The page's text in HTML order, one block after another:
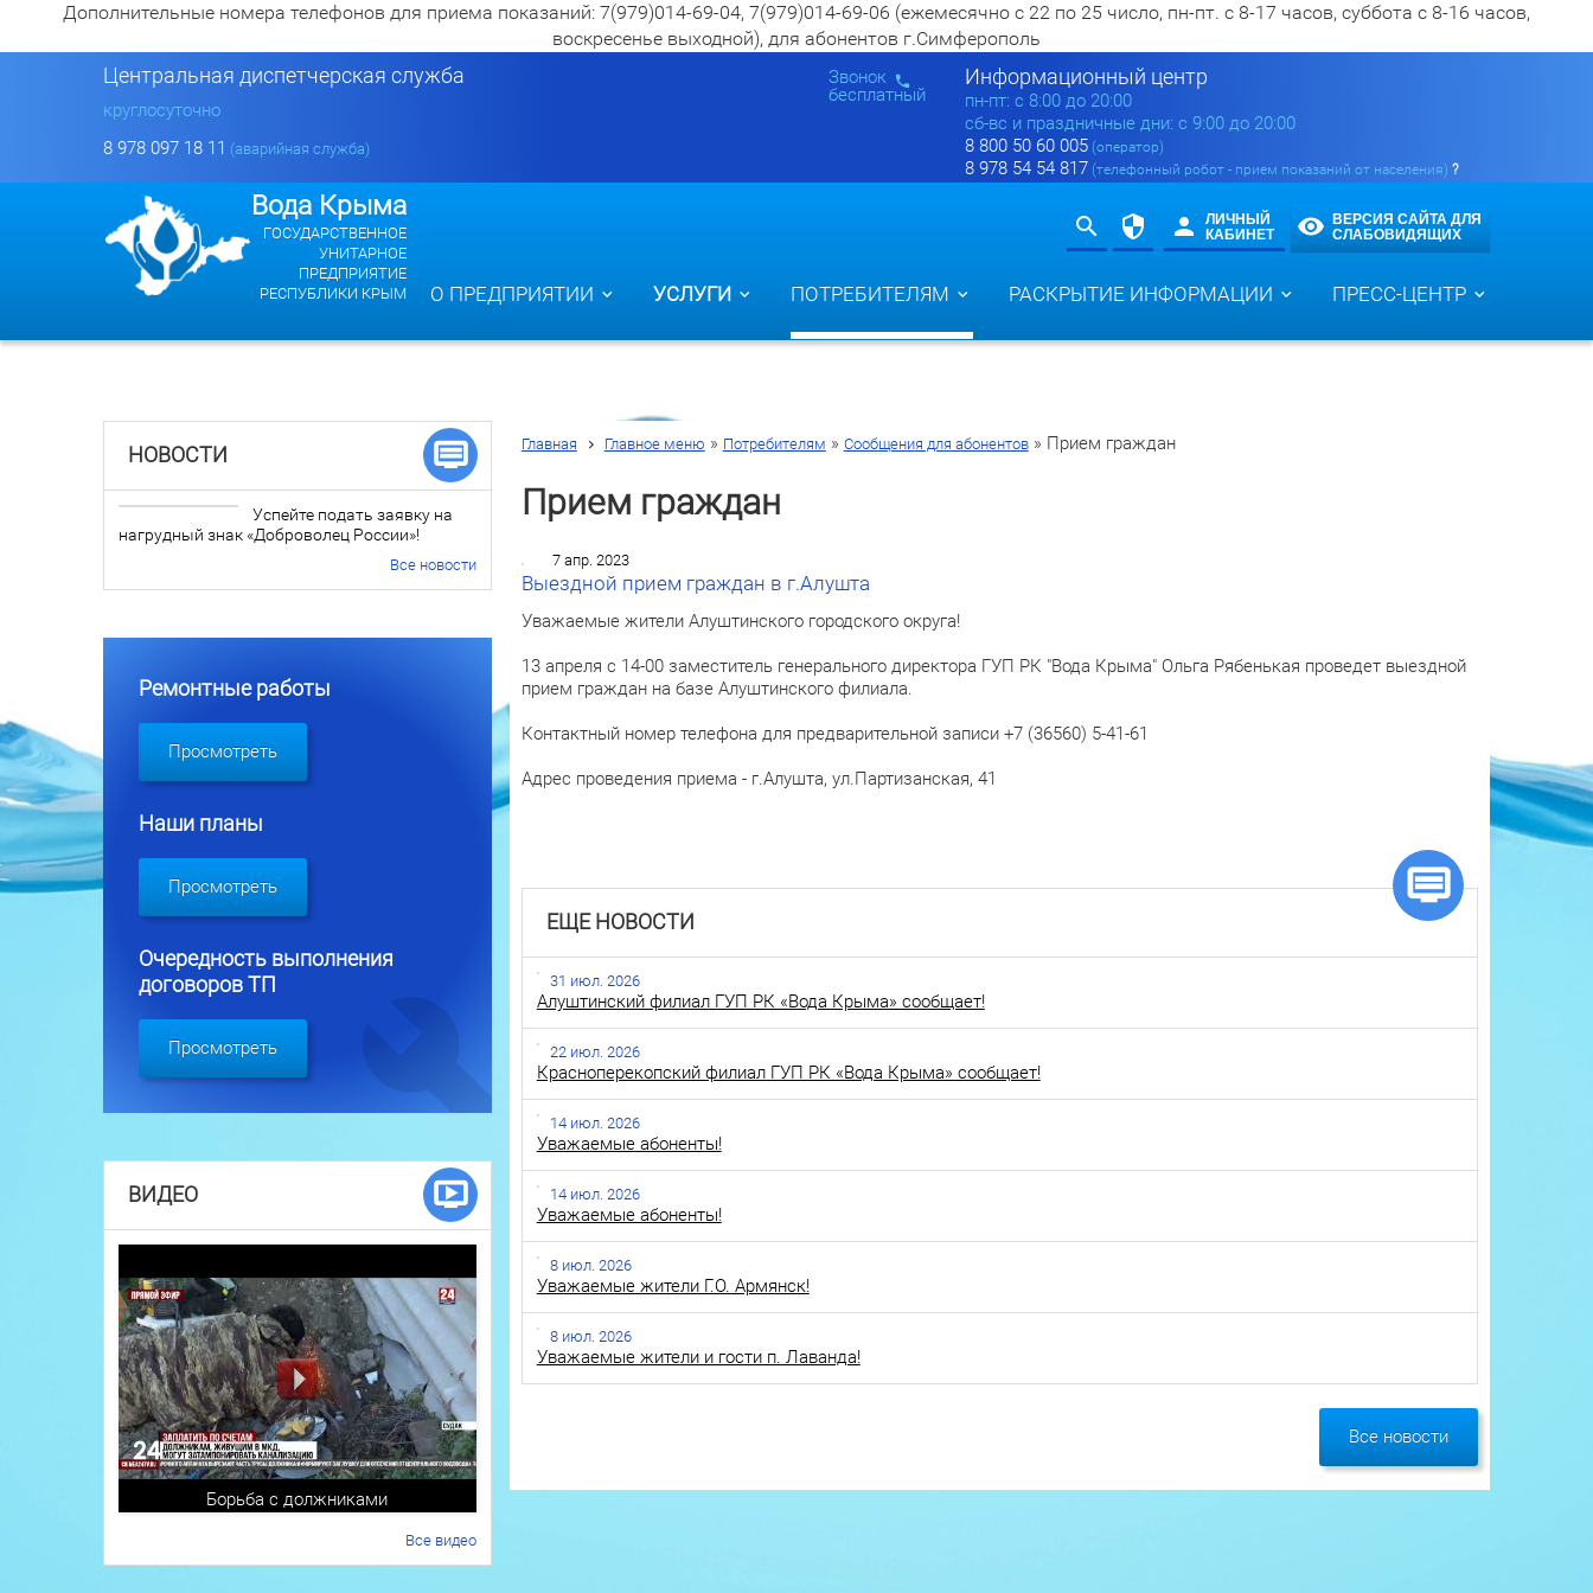
Дополнительные номера телефонов для приема показаний: 7(979)014-69-04, 7(979)014-69-06 (ежемесячно с 22 по 25 число, пн-пт. с 8-17 часов, суббота с 8-16 часов,
воскресенье выходной), для абонентов г.Симферополь
Информационный центр
пн-пт: c 8:00 до 20:00
сб-вс и праздничные дни: с 9:00 до 20:00
8 800 50 60 005 (оператор)
8 978 54 54 817 (телефонный робот - прием показаний от населения) ?
Звонок
бесплатный
Центральная диспетчерская служба
круглосуточно
8 978 097 18 11 (аварийная служба)
Вода Крыма
ГОСУДАРСТВЕННОЕ
УНИТАРНОЕ
ПРЕДПРИЯТИЕ
РЕСПУБЛИКИ КРЫМ
ЛИЧНЫЙ
КАБИНЕТ
ВЕРСИЯ САЙТА ДЛЯ
СЛАБОВИДЯЩИХ
О ПРЕДПРИЯТИИ УСЛУГИ ПОТРЕБИТЕЛЯМ РАСКРЫТИЕ ИНФОРМАЦИИ ПРЕСС-ЦЕНТР
Главная Главное меню » Потребителям » Сообщения для абонентов» Прием граждан
Прием граждан
7 апр. 2023
Выездной прием граждан в г.Алушта
Уважаемые жители Алуштинского городского округа!
13 апреля с 14-00 заместитель генерального директора ГУП РК "Вода Крыма" Ольга Рябенькая проведет выездной
прием граждан на базе Алуштинского филиала.
Контактный номер телефона для предварительной записи +7 (36560) 5-41-61
Адрес проведения приема - г.Алушта, ул.Партизанская, 41
ЕЩЕ НОВОСТИ
31 июл. 2026
Алуштинский филиал ГУП РК «Вода Крыма» сообщает!
22 июл. 2026
Красноперекопский филиал ГУП РК «Вода Крыма» сообщает!
14 июл. 2026
Уважаемые абоненты!
14 июл. 2026
Уважаемые абоненты!
8 июл. 2026
Уважаемые жители Г.О. Армянск!
8 июл. 2026
Уважаемые жители и гости п. Лаванда!
Все новости
НОВОСТИ
Успейте подать заявку на
нагрудный знак «Доброволец России»!
Все новости
Ремонтные работы
Просмотреть
Наши планы
Просмотреть
Очередность выполнения
договоров ТП
Просмотреть
ВИДЕО
Борьба с должниками
Все видео